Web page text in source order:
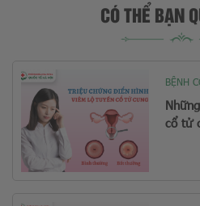
CÓ THỂ BẠN
BỆNH
cổ tử